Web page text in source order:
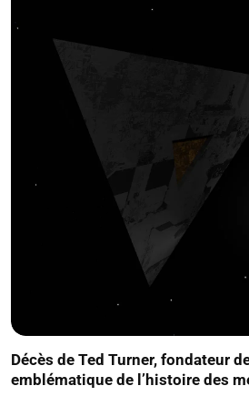
Décès de Ted Turner, fondateur
emblématique de l’histoire des